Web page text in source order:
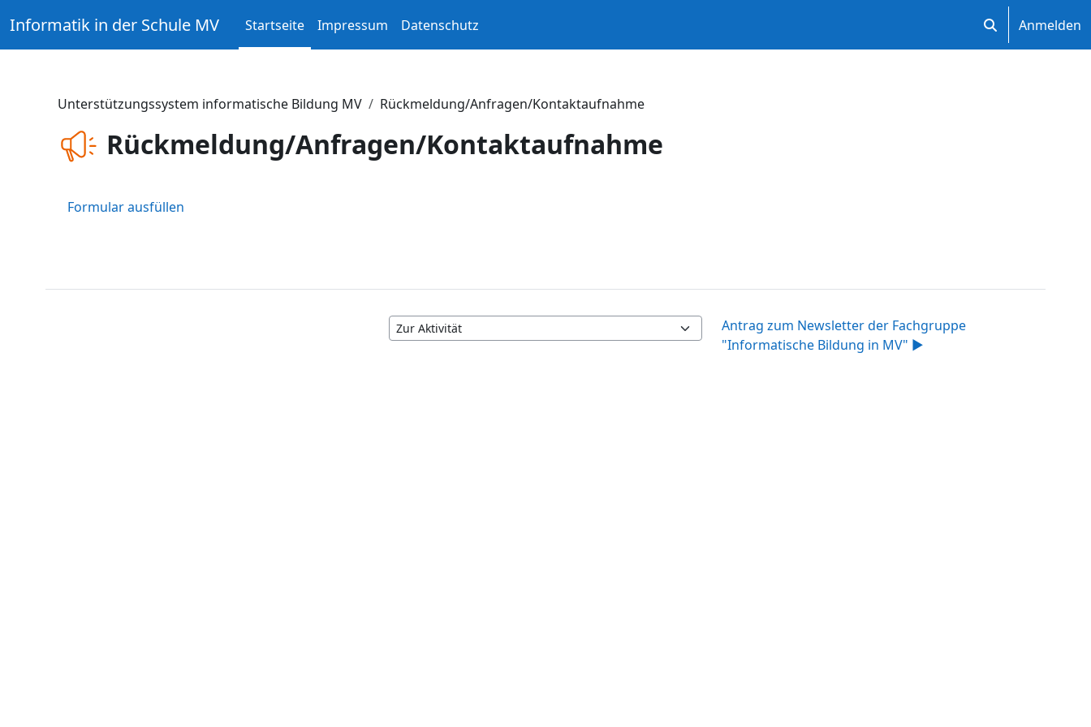
Informatik in der Schule MV Startseite Impressum Datenschutz Sucheingabe
Anmelden
Unterstützungssystem informatische Bildung MV Rückmeldung/Anfragen/Kontaktaufnahme
Rückmeldung/Anfragen/Kontaktaufnahme
Formular ausfüllen
Zur Aktivität
Antrag zum Newsletter der Fachgruppe
"Informatische Bildung in MV" ▶︎